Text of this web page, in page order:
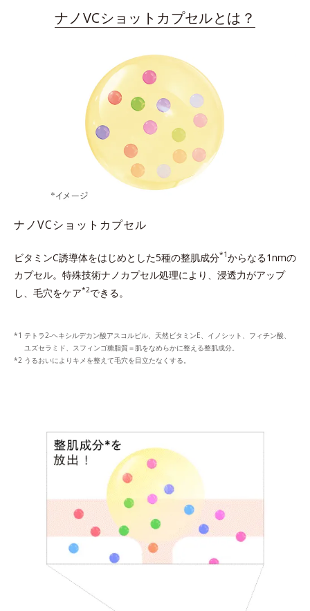
ナノVCショットカプセルとは？
ナノVCショットカプセル
ビタミンC誘導体をはじめとした5種の整肌成分*1からなる1nmの
カプセル。 特殊技術ナノカプセル処理により、浸透力がアップ
し、毛穴をケア*2できる。
テトラ2-ヘキシルデカン酸アスコルビル、天然ビタミンE、イノシット、フィチン酸、
ユズセラミド、スフィンゴ糖脂質＝肌をなめらかに整える整肌成分。
うるおいによりキメを整えて毛穴を目立たなくする。